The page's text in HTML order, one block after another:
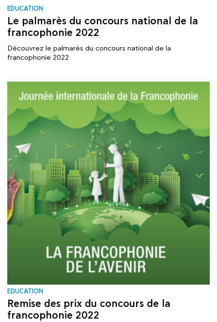
EDUCATION
Le palmarès du concours national de la
francophonie 2022
Découvrez le palmarès du concours national de la
francophonie 2022
EDUCATION
Remise des prix du concours de la
francophonie 2022